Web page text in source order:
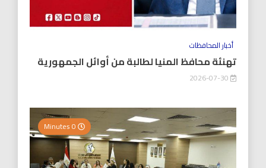
أخبار المحافظات
تهنئة محافظ المنيا لطالبة من أوائل الجمهورية